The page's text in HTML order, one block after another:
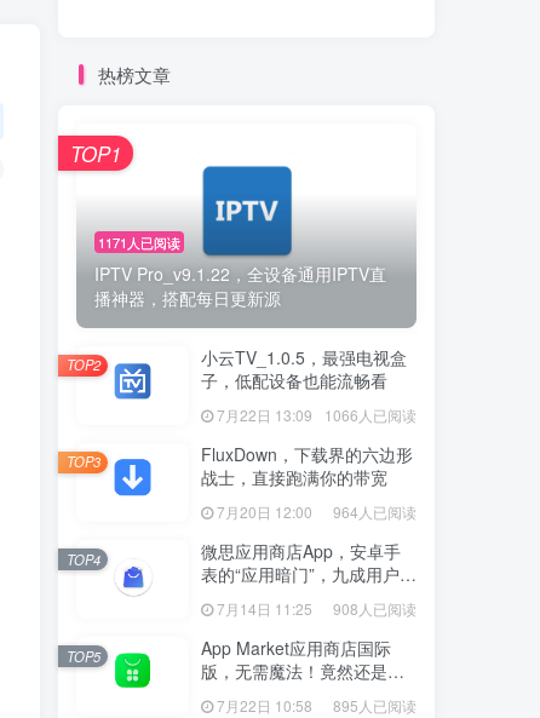
热榜文章
1171人已阅读
IPTV Pro_v9.1.22，全设备通用IPTV直
播神器，搭配每日更新源
TOP1
小云TV_1.0.5，最强电视盒
子，低配设备也能流畅看
7月22日 13:09 1066人已阅读
TOP2
FluxDown，下载界的六边形
战士，直接跑满你的带宽
7月20日 12:00 964人已阅读
TOP3
微思应用商店App，安卓手
表的“应用暗门”，九成用户还
没发现
7月14日 11:25 908人已阅读
TOP4
App Market应用商店国际
版，无需魔法！竟然还是大
厂出品？
7月22日 10:58 895人已阅读
TOP5